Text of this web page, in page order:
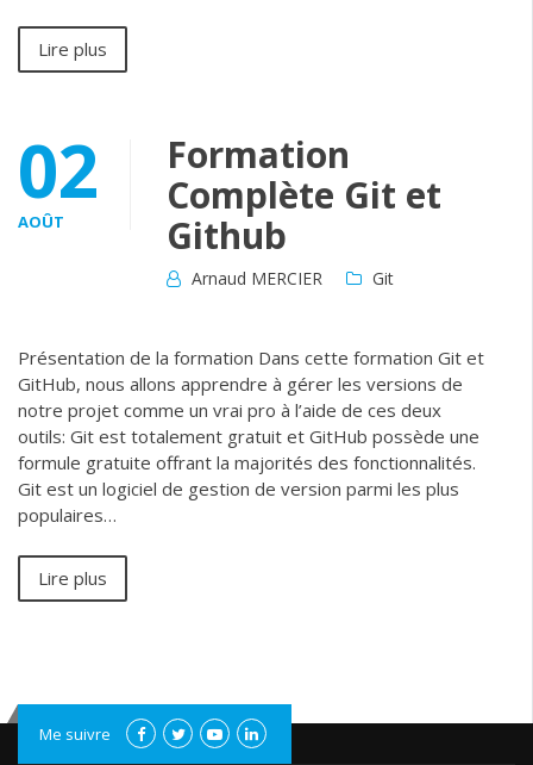
Lire plus
02
AOÛT
Formation
Complète Git et
Github
Arnaud MERCIER Git
Présentation de la formation Dans cette formation Git et
GitHub, nous allons apprendre à gérer les versions de
notre projet comme un vrai pro à l’aide de ces deux
outils: Git est totalement gratuit et GitHub possède une
formule gratuite offrant la majorités des fonctionnalités.
Git est un logiciel de gestion de version parmi les plus
populaires…
Lire plus
Me suivre